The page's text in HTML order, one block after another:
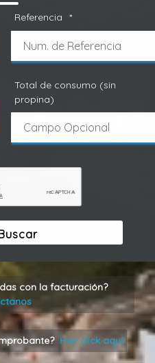
Referencia *
Total de consumo (sin
propina)
con la facturación?
Haz click aquí